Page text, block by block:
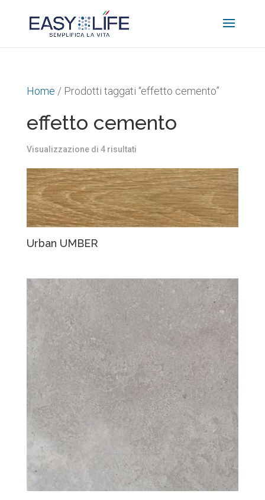
Home / Prodotti taggati “effetto cemento”
effetto cemento
Visualizzazione di 4 risultatiOrdina
in
base
al
Urban UMBER